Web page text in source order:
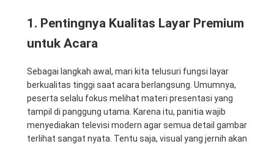
1. Pentingnya Kualitas Layar Premium
untuk Acara
Sebagai langkah awal, mari kita telusuri fungsi layar
berkualitas tinggi saat acara berlangsung. Umumnya,
peserta selalu fokus melihat materi presentasi yang
tampil di panggung utama. Karena itu, panitia wajib
menyediakan televisi modern agar semua detail gambar
terlihat sangat nyata. Tentu saja, visual yang jernih akan